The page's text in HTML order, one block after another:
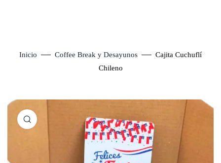
Inicio Coffee Break y Desayunos
Cajita Cuchuflí
Chileno